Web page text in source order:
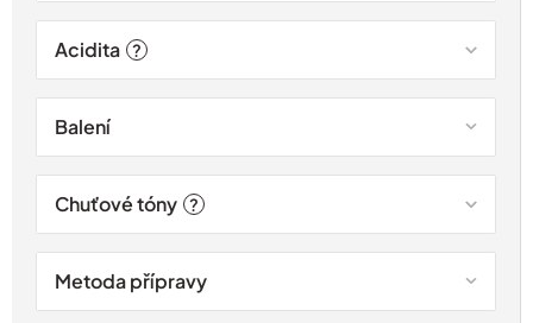
Acidita ?
Balení
Chuťové tóny ?
Metoda přípravy